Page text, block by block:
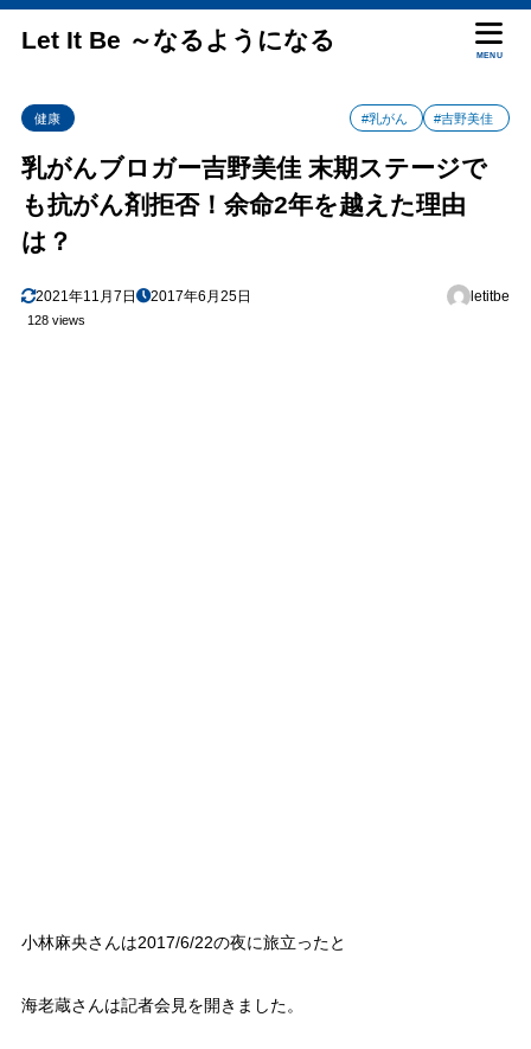
Let It Be ～なるようになる
MENU
健康 #乳がん #吉野美佳
乳がんブロガー吉野美佳 末期ステージで
も抗がん剤拒否！余命2年を越えた理由
は？
2021年11月7日 2017年6月25日 letitbe
128 views
小林麻央さんは2017/6/22の夜に旅立ったと
海老蔵さんは記者会見を開きました。